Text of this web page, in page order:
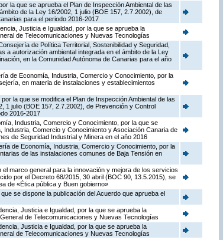
la que se aprueba el Plan de Inspección Ambiental de las
de la Ley 16/2002, 1 julio (BOE 157, 2.7.2002), de
para el periodo 2016-2017
Justicia e Igualdad, por la que se aprueba la
de Telecomunicaciones y Nuevas Tecnologías
de Política Territorial, Sostenibilidad y Seguridad,
a autorización ambiental integrada en el ámbito de la Ley
en la Comunidad Autónoma de Canarias para el año
de Economía, Industria, Comercio y Conocimiento, por la
en materia de instalaciones y establecimientos
la que se modifica el Plan de Inspección Ambiental de las
1 julio (BOE 157, 2.7.2002), de Prevención y Control
2016-2017
Industria, Comercio y Conocimiento, por la que se
Comercio y Conocimiento y Asociación Canaria de
de Seguridad Industrial y Minera en el año 2016
de Economía, Industria, Comercio y Conocimiento, por la
de las instalaciones comunes de Baja Tensión en
marco general para la innovación y mejora de los servicios
por el Decreto 68/2015, 30 abril (BOC 90, 13.5.2015), se
de «Ética pública y Buen gobierno»
se dispone la publicación del Acuerdo que aprueba el
Justicia e Igualdad, por la que se aprueba la
de Telecomunicaciones y Nuevas Tecnologías
Justicia e Igualdad, por la que se aprueba la
de Telecomunicaciones y Nuevas Tecnologías